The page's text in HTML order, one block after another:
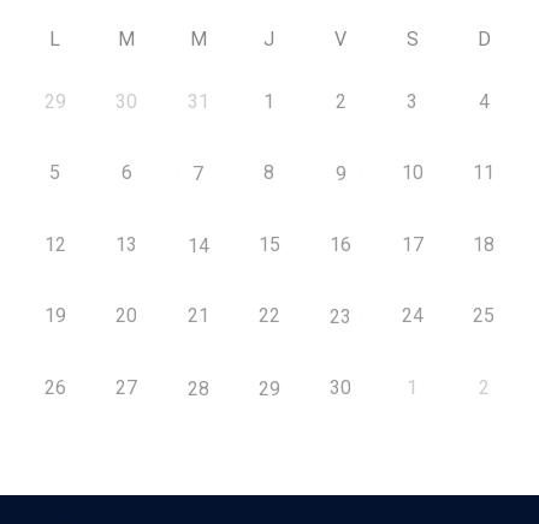
L M M J V S D
29 30 31 1 2 3 4
5 6 7 8 9 10 11
12 13 14 15 16 17 18
19 20 21 22 23 24 25
26 27 28 29 30 1 2